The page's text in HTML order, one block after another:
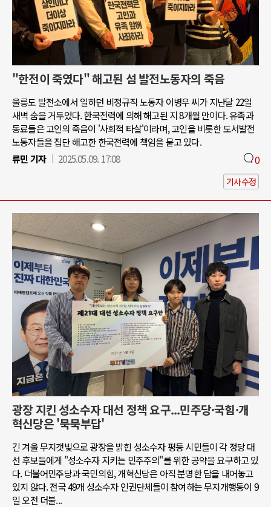
"한전이 죽였다" 해고된 섬 발전노동자의 죽음
울릉도 발전소에서 일하던 비정규직 노동자 이병우 씨가 지난달 22일
새벽 숨을 거두었다. 한국전력에 의해 해고된 지 8개월 만이다. 유족과
동료들은 고인의 죽음이 '사회적 타살'이라며, 고인을 비롯한 도서발전
노동자들을 집단 해고한 한국전력에 책임을 묻고 있다.
류민 기자
2025.05.09. 17:08 0
기사수정
광장 지킨 성소수자 대선 정책 요구...민주당·국힘·개
혁신당은 '묵묵부답'
긴 겨울 무지갯빛으로 광장을 밝힌 성소수자 평등 시민들이 각 정당 대
선 후보들에게 "성소수자 지키는 민주주의"를 위한 공약을 요구하고 있
다. 더불어민주당과 국민의힘, 개혁신당은 아직 분명한 답을 내어놓고
있지 않다. 전국 49개 성소수자 인권단체들이 참여하는 무지개행동이 9
일 오전 더불...